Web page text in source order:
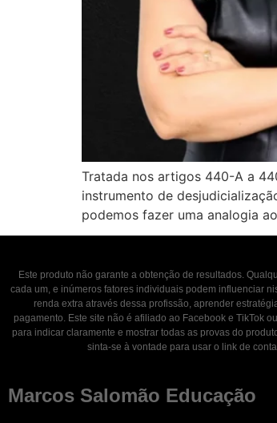
Tratada nos artigos 440-A a
instrumento de
podemos fazer uma analogia
Este produto não garante a obtenção de resultados.
cada um, e inúmeros fatores individuais podem influenciar
renda extra através dessa profissão, aprender
pagamento. Este site não é afiliado ao Facebook e TikTok
para indicar claramente e mostrar todas as provas do
sinta-se à vontade para usar o link de
Marcos Salomão Educação